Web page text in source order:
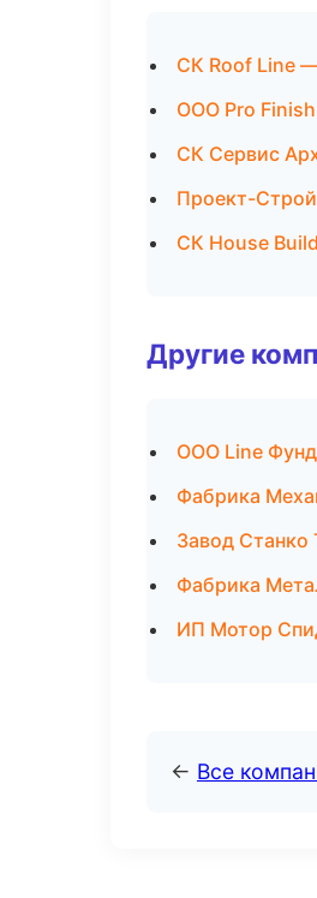
СК Roof Line
ООО Pro
СК Сервис
Проект-
СК House
Другие
ООО Line
Фабрика
Завод Станко
Фабрика
ИП Мотор
← Все